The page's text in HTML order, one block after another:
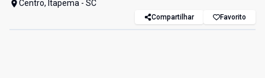
Centro, Itapema - SC
Compartilhar Favorito